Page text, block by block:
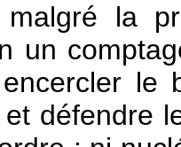
la
un
le
défendre